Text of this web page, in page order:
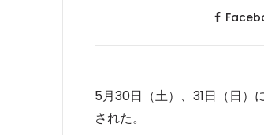
5月30日（土）、31日（日）
された。